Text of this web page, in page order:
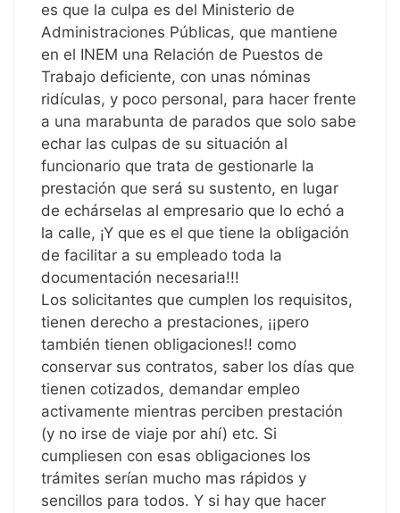
es que la culpa es del Ministerio de
Administraciones Públicas, que mantiene
en el INEM una Relación de Puestos de
Trabajo deficiente, con unas nóminas
ridículas, y poco personal, para hacer frente
a una marabunta de parados que solo sabe
echar las culpas de su situación al
funcionario que trata de gestionarle la
prestación que será su sustento, en lugar
de echárselas al empresario que lo echó a
la calle, ¡Y que es el que tiene la obligación
de facilitar a su empleado toda la
documentación necesaria!!!
Los solicitantes que cumplen los requisitos,
tienen derecho a prestaciones, ¡¡pero
también tienen obligaciones!! como
conservar sus contratos, saber los días que
tienen cotizados, demandar empleo
activamente mientras perciben prestación
(y no irse de viaje por ahí) etc. Si
cumpliesen con esas obligaciones los
trámites serían mucho mas rápidos y
sencillos para todos. Y si hay que hacer